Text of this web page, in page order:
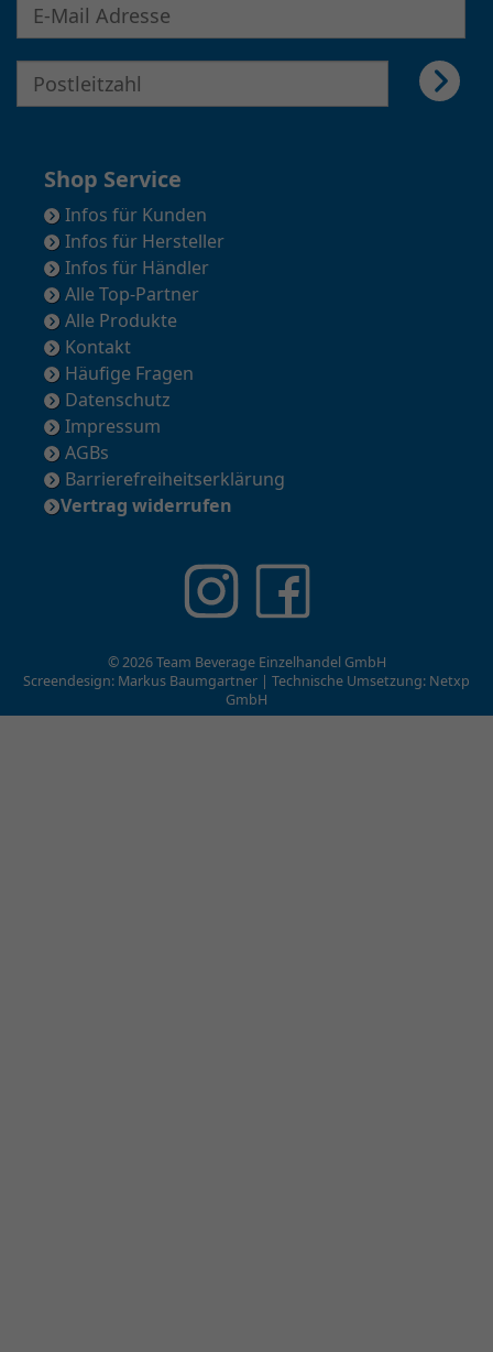
Shop Service
Infos für Kunden
Infos für Hersteller
Infos für Händler
Alle Top-Partner
Alle Produkte
Kontakt
Häufige Fragen
Datenschutz
Impressum
AGBs
Barrierefreiheitserklärung
Vertrag widerrufen
© 2026 Team Beverage Einzelhandel GmbH
Screendesign: Markus Baumgartner | Technische Umsetzung: Netxp
GmbH